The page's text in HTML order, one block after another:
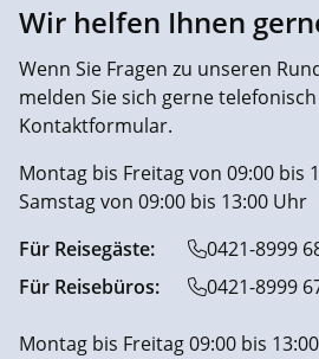
Wir helfen Ihnen
Wenn Sie Fragen zu unseren
melden Sie sich gerne
Kontaktformular.
Montag bis Freitag von 09:00 bis
Samstag von 09:00 bis 13:00 Uhr
Für Reisegäste:
0421-8999
Für Reisebüros:
0421-8999
Montag bis Freitag 09:00 bis